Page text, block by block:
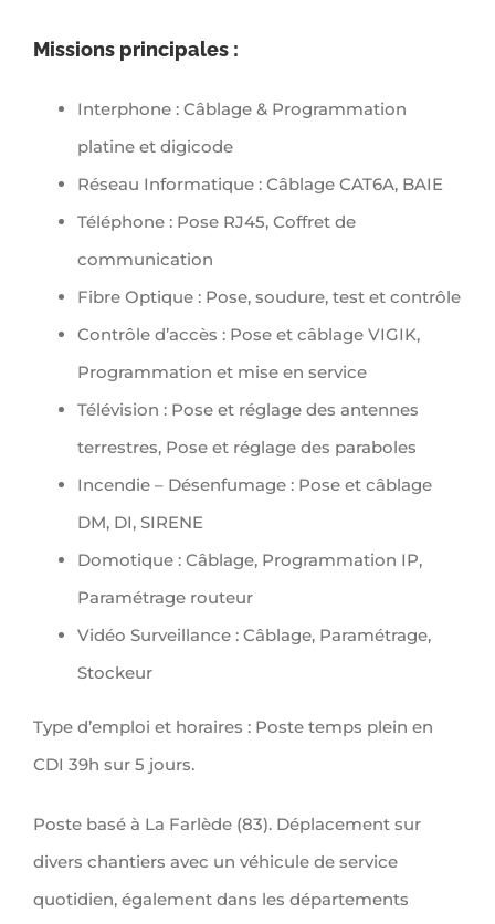
Missions principales :
Interphone : Câblage & Programmation
platine et digicode
Réseau Informatique : Câblage CAT6A, BAIE
Téléphone : Pose RJ45, Coffret de
communication
Fibre Optique : Pose, soudure, test et contrôle
Contrôle d’accès : Pose et câblage VIGIK,
Programmation et mise en service
Télévision : Pose et réglage des antennes
terrestres, Pose et réglage des paraboles
Incendie – Désenfumage : Pose et câblage
DM, DI, SIRENE
Domotique : Câblage, Programmation IP,
Paramétrage routeur
Vidéo Surveillance : Câblage, Paramétrage,
Stockeur
Type d’emploi et horaires : Poste temps plein en
CDI 39h sur 5 jours.
Poste basé à La Farlède (83). Déplacement sur
divers chantiers avec un véhicule de service
quotidien, également dans les départements